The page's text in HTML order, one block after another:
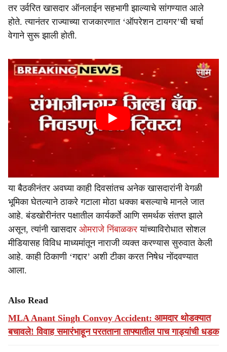
तर उर्वरित खासदार ऑनलाईन सहभागी झाल्याचे सांगण्यात आले
होते. त्यानंतर राज्याच्या राजकारणात ‘ऑपरेशन टायगर’ची चर्चा
वेगाने सुरू झाली होती.
या बैठकीनंतर अवघ्या काही दिवसांतच अनेक खासदारांनी वेगळी
भूमिका घेतल्याने ठाकरे गटाला मोठा धक्का बसल्याचे मानले जात
आहे. बंडखोरीनंतर पक्षातील कार्यकर्ते आणि समर्थक संतप्त झाले
असून, त्यांनी खासदार ओमराजे निंबाळकर यांच्याविरोधात सोशल
मीडियासह विविध माध्यमांतून नाराजी व्यक्त करण्यास सुरुवात केली
आहे. काही ठिकाणी ‘गद्दार’ अशी टीका करत निषेध नोंदवण्यात
आला.
Also Read
MLA Anant Singh Convoy Accident: आमदार थोडक्यात
बचावले! विवाह समारंभाहून परतताना ताफ्यातील पाच गाड्यांची धडक